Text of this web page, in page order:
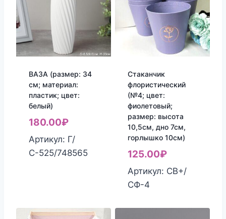
ВАЗА (размер: 34
см; материал:
пластик; цвет:
белый)
180.00₽
Артикул: Г/
С-525/748565
Стаканчик
флористический
(№4; цвет:
фиолетовый;
размер: высота
10,5см, дно 7см,
горлышко 10см)
125.00₽
Артикул: СВ+/
СФ-4